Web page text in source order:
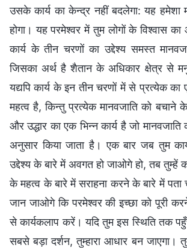
उसके कार्य का केन्द्र नहीं बदलेगा: यह हमेशा
होगा। यह परमेश्वर में तुम लोगों के विश्वास का
कार्य के तीन चरणों का उद्देश्य समस्त
जिसका अर्थ है शैतान के अधिकार क्षेत्र से
यद्यपि कार्य के इन तीन चरणों में से प्रत्येक का
महत्व है, किन्तु प्रत्येक मानवजाति को बचाने के
और उद्धार का एक भिन्न कार्य है जो
अनुसार किया जाता है। एक बार जब तुम
उद्देश्य के बारे में अवगत हो जाओगे हो, तब तुम्हें
के महत्व के बारे में सराहना करने के बारे में
जान जाओगे कि परमेश्वर की इच्छा को पूरी
से कार्यकलाप करें। यदि तुम इस स्थिति तक
सबसे बड़ा दर्शन, तुम्हारा आधार बन जाएगा।